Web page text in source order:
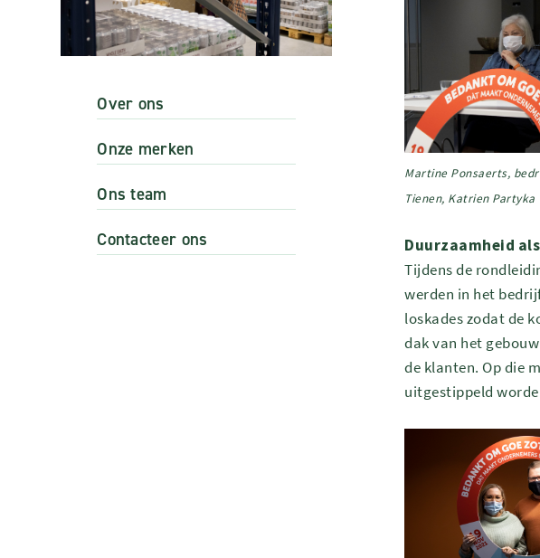
Over ons
Onze merken
Ons team
Contacteer ons
Martine Ponsaerts,
Tienen, Katrien Partyka
Duurzaamheid
Tijdens de
werden in het
loskades zodat de
dak van het
de klanten. Op die
uitgestippeld